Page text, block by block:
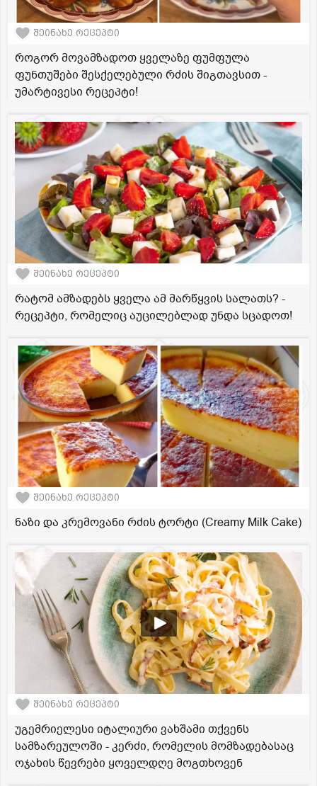
შეინახე რეცეპტი
როგორ მოვამზადოთ ყველაზე ფუმფულა
ფუნთუშები შესქელებული რძის შიგთავსით -
უმარტივესი რეცეპტი!
შეინახე რეცეპტი
რატომ ამზადებს ყველა ამ მარწყვის სალათს? -
რეცეპტი, რომელიც აუცილებლად უნდა სცადოთ!
შეინახე რეცეპტი
ნაზი და კრემოვანი რძის ტორტი (Creamy Milk Cake)
შეინახე რეცეპტი
უგემრიელესი იტალიური ვახშამი თქვენს
სამზარეულოში - კერძი, რომელის მომზადებასაც
ოჯახის წევრები ყოველდღე მოგთხოვენ